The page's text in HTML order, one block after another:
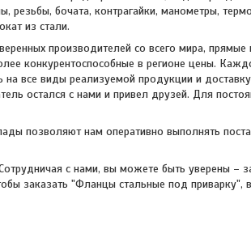
резьбы, бочата, контрагайки, манометры,
из стали.
производителей со всего мира, прямые
конкурентоспособные в регионе цены.
все виды реализуемой продукции и
остался с нами и привел друзей. Для
позволяют нам оперативно выполнять
с нами, вы можете быть уверены –
заказать "Фланцы стальные под приварку",